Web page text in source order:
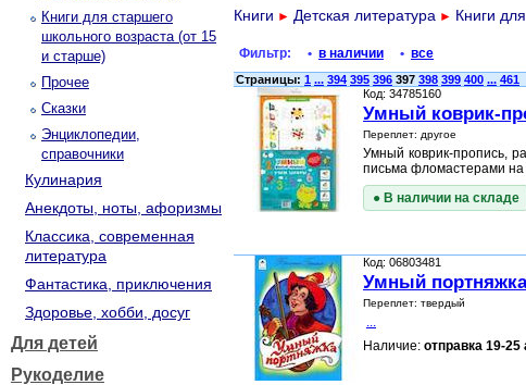
Книги для старшего
школьного возраста (от 15
и старше)
Прочее
Сказки
Энциклопедии,
справочники
Кулинария
Анекдоты, ноты, афоризмы
Классика, современная
литература
Фантастика, приключения
Здоровье, хобби, досуг
Для детей
Рукоделие
Книги ► Детская литература ► Книги
Фильтр: • в наличии • все
Страницы: 1 ... 394 395 396 397 398 399 400 ... 461
Код: 34785160
Умный коврик-
Переплет: другое
Умный коврик-пропись,
письма фломастерами
● В наличии на складе
Код: 06803481
Умный портняжка
Переплет: твердый
...
Наличие: отправка 19-25